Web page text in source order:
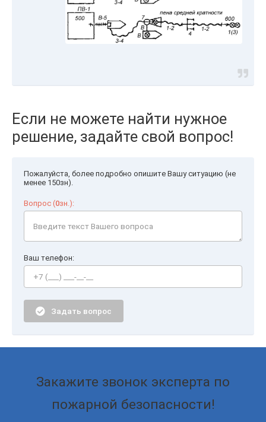
Если не можете найти нужное
решение, задайте свой вопрос!
Пожалуйста, более подробно опишите Вашу ситуацию (не
менее 150зн).
Вопрос (0зн.):
Ваш телефон:
Задать вопрос
Закажите звонок эксперта по
пожарной безопасности!